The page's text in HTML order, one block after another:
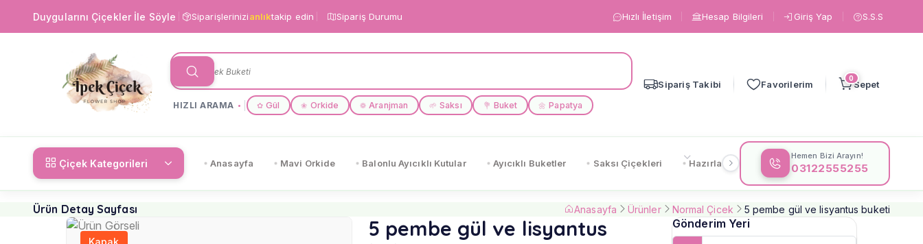
Duygularını Çiçekler İle Söyle Siparişlerinizianlıktakip edin Sipariş Durumu Hızlı İletişim Hesap Bilgileri Giriş Yap S.S.S
HIZLI ARAMA ✿ Gül ❀ Orkide ❁ Aranjman 🌱 Saksı 💐 Buket 🌼 Papatya
Sipariş Takibi Favorilerim
0
Sepet
Çiçek Kategorileri Anasayfa Mavi Orkide Balonlu Ayıcıklı Kutular Ayıcıklı Buketler Saksı Çiçekleri Hazırlanışa Göre Çiçeklere Göre
Hemen Bizi Arayın!
03122555255
Ürün Detay Sayfası Anasayfa Ürünler Normal Çicek 5 pembe gül ve lisyantus buketi
Kapak
5 pembe gül ve lisyantus
Gönderim Yeri